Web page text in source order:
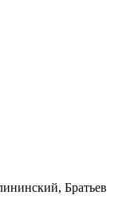
Братьев